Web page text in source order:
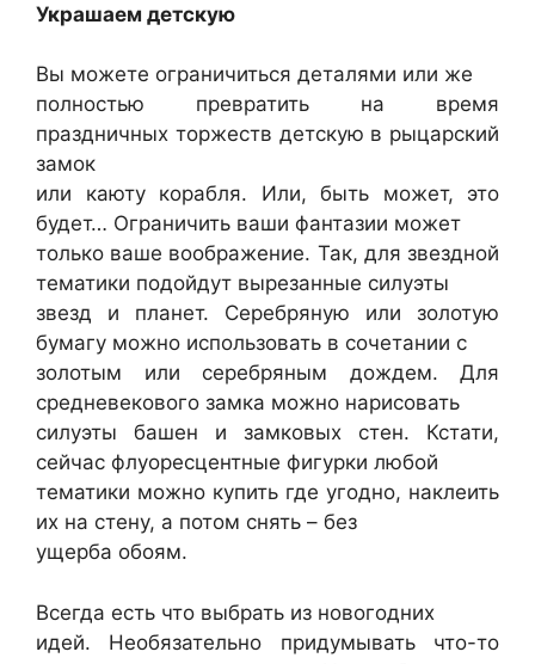
Украшаем детскую
Вы можете ограничиться деталями или же
полностью превратить на время
праздничных торжеств детскую в рыцарский
замок
или каюту корабля. Или, быть может, это
будет… Ограничить ваши фантазии может
только ваше воображение. Так, для звездной
тематики подойдут вырезанные силуэты
звезд и планет. Серебряную или золотую
бумагу можно использовать в сочетании с
золотым или серебряным дождем. Для
средневекового замка можно нарисовать
силуэты башен и замковых стен. Кстати,
сейчас флуоресцентные фигурки любой
тематики можно купить где угодно, наклеить
их на стену, а потом снять – без
ущерба обоям.
Всегда есть что выбрать из новогодних
идей. Необязательно придумывать что-то